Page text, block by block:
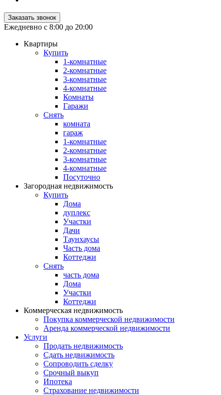
Заказать звонок
Ежедневно с 8:00 до 20:00
Квартиры
Купить
1-комнатные
2-комнатные
3-комнатные
4-комнатные
Комнаты
Гаражи
Снять
комната
гараж
1-комнатные
2-комнатные
3-комнатные
4-комнатные
Посуточно
Загородная недвижимость
Купить
Дома
дуплекс
Участки
Дачи
Таунхаусы
Часть дома
Коттеджи
Снять
часть дома
Дома
Участки
Коттеджи
Коммерческая недвижимость
Покупка коммерческой недвижимости
Аренда коммерческой недвижимости
Услуги
Продать недвижимость
Сдать недвижимость
Сопроводить сделку
Срочный выкуп
Ипотека
Страхование недвижимости